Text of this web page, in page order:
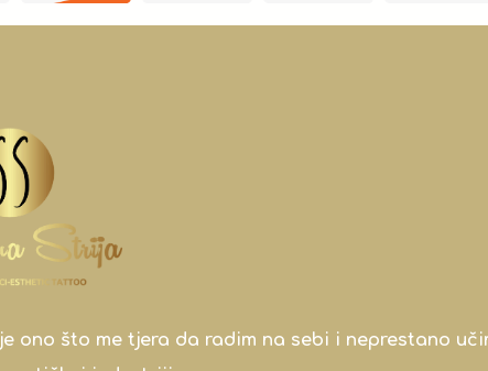
što me tjera da radim na sebi i neprestano